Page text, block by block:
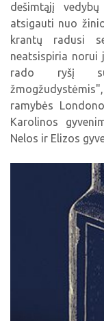
dešimtąjį
atsigauti nuo
krantų radusi
neatsispiria norui
rado ryšį su
ramybės
Karolinos
Nelos ir Elizos